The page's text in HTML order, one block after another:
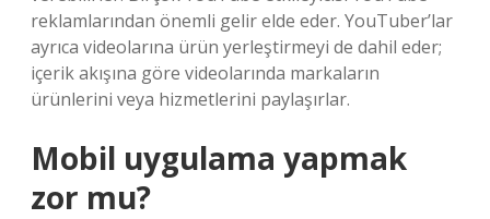
reklamlarından önemli gelir elde eder. YouTuber’lar
ayrıca videolarına ürün yerleştirmeyi de dahil eder;
içerik akışına göre videolarında markaların
ürünlerini veya hizmetlerini paylaşırlar.
Mobil uygulama yapmak
zor mu?